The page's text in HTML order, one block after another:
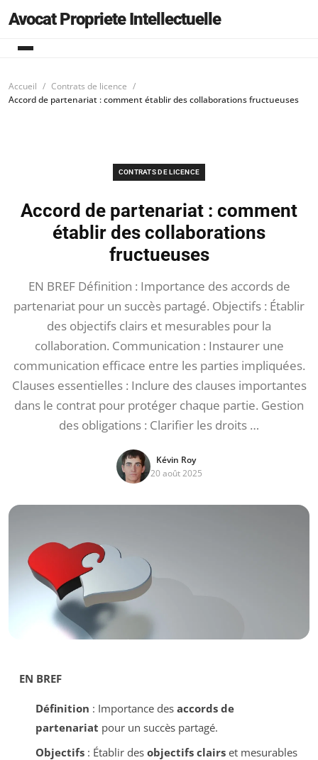
Avocat Propriete Intellectuelle
Accueil
Contrats de licence
Accord de partenariat : comment établir des collaborations fructueuses
CONTRATS DE LICENCE
Accord de partenariat : comment
établir des collaborations
fructueuses
EN BREF Définition : Importance des accords de
partenariat pour un succès partagé. Objectifs : Établir
des objectifs clairs et mesurables pour la
collaboration. Communication : Instaurer une
communication efficace entre les parties impliquées.
Clauses essentielles : Inclure des clauses importantes
dans le contrat pour protéger chaque partie. Gestion
des obligations : Clarifier les droits …
Kévin Roy
20 août 2025
EN BREF
Définition : Importance des accords de
partenariat pour un succès partagé.
Objectifs: Établir des objectifs clairset mesurables